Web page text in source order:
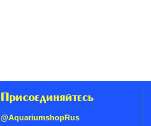
Присоединяйтесь
@AquariumshopRus